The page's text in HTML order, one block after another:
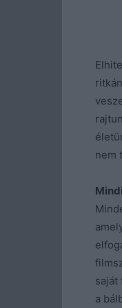
nem
saját
a